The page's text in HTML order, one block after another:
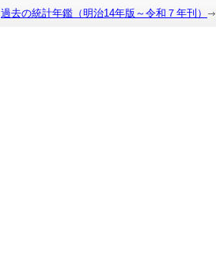
過去の統計年鑑（明治14年版～令和７年刊）